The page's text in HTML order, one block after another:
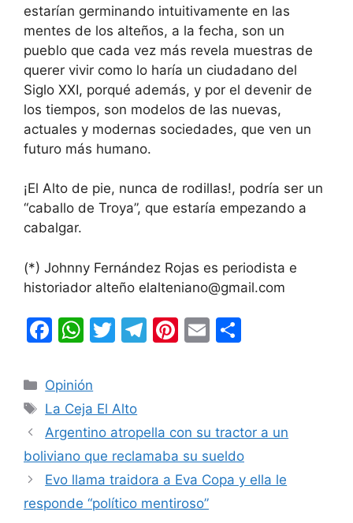
estarían germinando intuitivamente en las
mentes de los alteños, a la fecha, son un
pueblo que cada vez más revela muestras de
querer vivir como lo haría un ciudadano del
Siglo XXI, porqué además, y por el devenir de
los tiempos, son modelos de las nuevas,
actuales y modernas sociedades, que ven un
futuro más humano.
¡El Alto de pie, nunca de rodillas!, podría ser un
“caballo de Troya”, que estaría empezando a
cabalgar.
(*) Johnny Fernández Rojas es periodista e
historiador alteño elalteniano@gmail.com
F
c
e
b
o
o
k
W
at
s
A
p
p
T
er
T
a
m
Pi
st
E
ar
tir
Categorías
Opinión
Etiquetas
La Ceja El Alto
Argentino atropella con su tractor a un
boliviano que reclamaba su sueldo
Evo llama traidora a Eva Copa y ella le
responde “político mentiroso”